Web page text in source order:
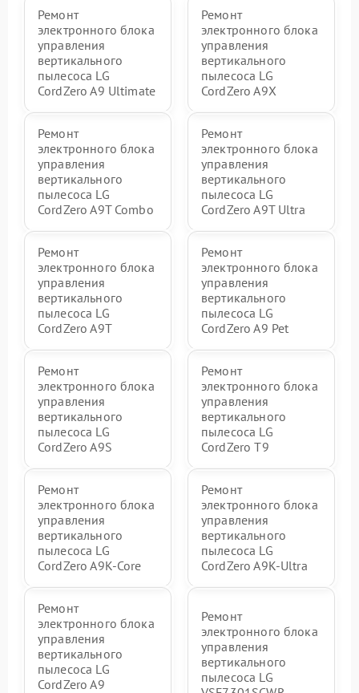
Ремонт
электронного блока
управления
вертикального
пылесоса LG
CordZero A9 Ultimate
Ремонт
электронного блока
управления
вертикального
пылесоса LG
CordZero A9X
Ремонт
электронного блока
управления
вертикального
пылесоса LG
CordZero A9T Combo
Ремонт
электронного блока
управления
вертикального
пылесоса LG
CordZero A9T Ultra
Ремонт
электронного блока
управления
вертикального
пылесоса LG
CordZero A9T
Ремонт
электронного блока
управления
вертикального
пылесоса LG
CordZero A9 Pet
Ремонт
электронного блока
управления
вертикального
пылесоса LG
CordZero A9S
Ремонт
электронного блока
управления
вертикального
пылесоса LG
CordZero T9
Ремонт
электронного блока
управления
вертикального
пылесоса LG
CordZero A9K-Core
Ремонт
электронного блока
управления
вертикального
пылесоса LG
CordZero A9K-Ultra
Ремонт
электронного блока
управления
вертикального
пылесоса LG
CordZero A9
Ремонт
электронного блока
управления
вертикального
пылесоса LG